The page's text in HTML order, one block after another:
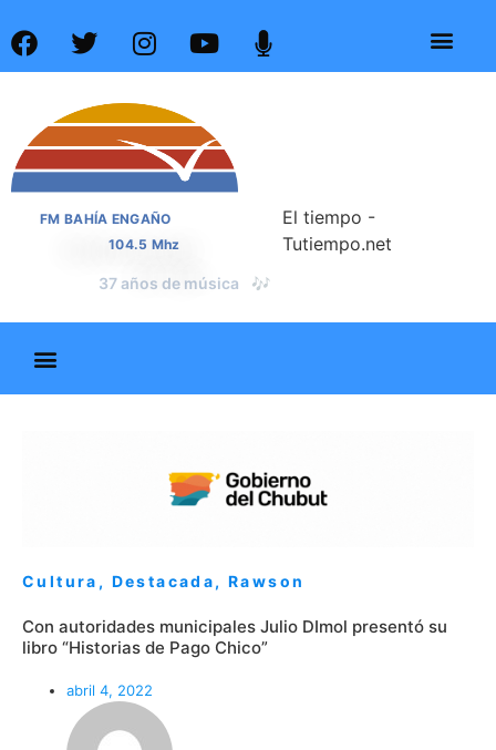
FM BAHÍA ENGAÑO
104.5 Mhz
37 años de noticias 📰
El tiempo -
Tutiempo.net
Cultura , Destacada,Rawson
Con autoridades municipales Julio DImol presentó su
libro “Historias de Pago Chico”
abril 4, 2022